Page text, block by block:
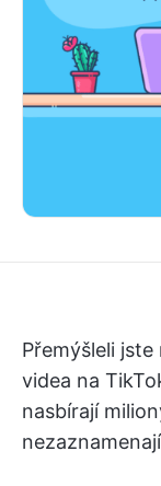
Přemýšleli
videa na
nasbírají